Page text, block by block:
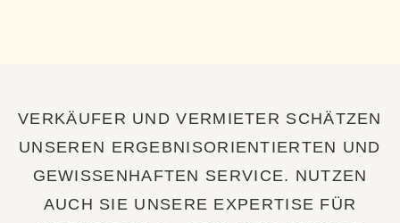
VERKÄUFER UND VERMIETER SCHÄTZEN
UNSEREN ERGEBNISORIENTIERTEN UND
GEWISSENHAFTEN SERVICE. NUTZEN
AUCH SIE UNSERE EXPERTISE FÜR